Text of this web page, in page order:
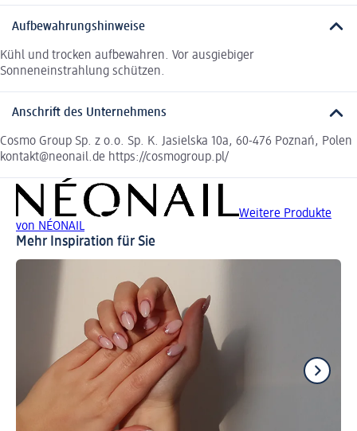
Aufbewahrungshinweise
Kühl und trocken aufbewahren. Vor ausgiebiger
Sonneneinstrahlung schützen.
Anschrift des Unternehmens
Cosmo Group Sp. z o.o. Sp. K. Jasielska 10a, 60-476 Poznań, Polen
kontakt@neonail.de https://cosmogroup.pl/
Weitere Produkte
von NÉONAIL
Mehr Inspiration für Sie